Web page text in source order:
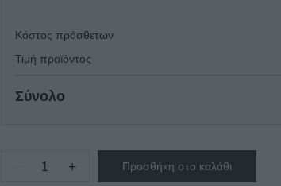
Κόστος πρόσθετων
Τιμή προϊόντος
Σύνολο
ΚΑΤΑΨΥΚΤΗΣ
+ Προσθήκη στο καλάθι